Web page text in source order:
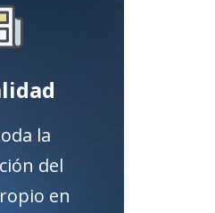
la
del
en
para
sección